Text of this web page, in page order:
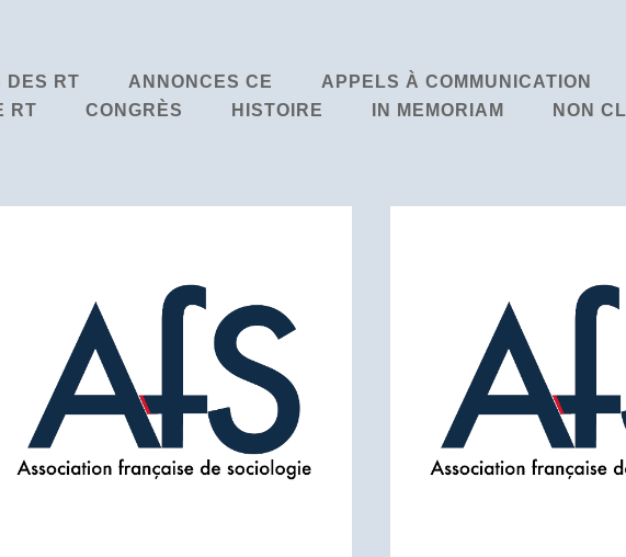
DES RT ANNONCES CE
APPELS À COMMUNICATION
RT CONGRÈS HISTOIRE IN MEMORIAM
NON